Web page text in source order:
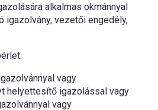
alkalmas okmánnyal
igazolvány, vezetői engedély,
vagy
helyettesítő igazolással vagy
vagy